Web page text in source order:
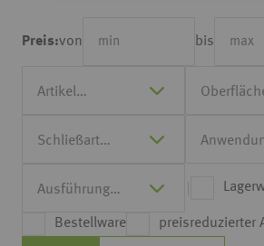
Preis:von bis
Bestellware preisreduzierter